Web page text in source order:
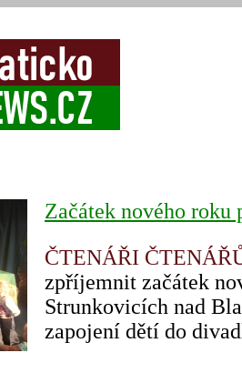
Začátek nového
ČTENÁŘI
zpříjemnit začátek
Strunkovicích nad
zapojení dětí do